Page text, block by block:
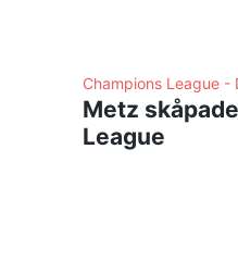
Champions League -
Metz
League